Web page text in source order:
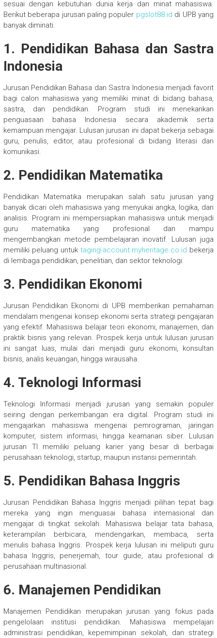
sesuai dengan kebutuhan dunia kerja dan minat mahasiswa.
Berikut beberapa jurusan paling populer pgslot88.id di UPB yang
banyak diminati.
1. Pendidikan Bahasa dan Sastra
Indonesia
Jurusan Pendidikan Bahasa dan Sastra Indonesia menjadi favorit
bagi calon mahasiswa yang memiliki minat di bidang bahasa,
sastra, dan pendidikan. Program studi ini menekankan
penguasaan bahasa Indonesia secara akademik serta
kemampuan mengajar. Lulusan jurusan ini dapat bekerja sebagai
guru, penulis, editor, atau profesional di bidang literasi dan
komunikasi.
2. Pendidikan Matematika
Pendidikan Matematika merupakan salah satu jurusan yang
banyak dicari oleh mahasiswa yang menyukai angka, logika, dan
analisis. Program ini mempersiapkan mahasiswa untuk menjadi
guru matematika yang profesional dan mampu
mengembangkan metode pembelajaran inovatif. Lulusan juga
memiliki peluang untuktaging-account.myheritage.co.id bekerja
di lembaga pendidikan, penelitian, dan sektor teknologi.
3. Pendidikan Ekonomi
Jurusan Pendidikan Ekonomi di UPB memberikan pemahaman
mendalam mengenai konsep ekonomi serta strategi pengajaran
yang efektif. Mahasiswa belajar teori ekonomi, manajemen, dan
praktik bisnis yang relevan. Prospek kerja untuk lulusan jurusan
ini sangat luas, mulai dari menjadi guru ekonomi, konsultan
bisnis, analis keuangan, hingga wirausaha.
4. Teknologi Informasi
Teknologi Informasi menjadi jurusan yang semakin populer
seiring dengan perkembangan era digital. Program studi ini
mengajarkan mahasiswa mengenai pemrograman, jaringan
komputer, sistem informasi, hingga keamanan siber. Lulusan
jurusan TI memiliki peluang karier yang besar di berbagai
perusahaan teknologi, startup, maupun instansi pemerintah.
5. Pendidikan Bahasa Inggris
Jurusan Pendidikan Bahasa Inggris menjadi pilihan tepat bagi
mereka yang ingin menguasai bahasa internasional dan
mengajar di tingkat sekolah. Mahasiswa belajar tata bahasa,
keterampilan berbicara, mendengarkan, membaca, serta
menulis bahasa Inggris. Prospek kerja lulusan ini meliputi guru
bahasa Inggris, penerjemah, tour guide, atau profesional di
perusahaan multinasional.
6. Manajemen Pendidikan
Manajemen Pendidikan merupakan jurusan yang fokus pada
pengelolaan institusi pendidikan. Mahasiswa mempelajari
administrasi pendidikan, kepemimpinan sekolah, dan strategi